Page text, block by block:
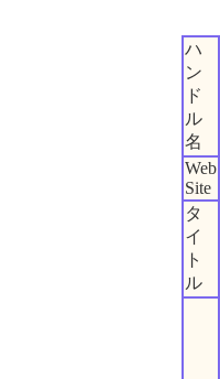
ハ
ン
ド
ル
名
Web
Site
タ
イ
ト
ル